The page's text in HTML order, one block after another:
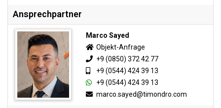
Ansprechpartner
Marco Sayed
Objekt-Anfrage
+9 (0850) 372 42 77
+9 (0544) 424 39 13
+9 (0544) 424 39 13
marco.sayed@timondro.com